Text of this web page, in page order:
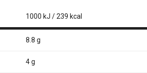
1000 kJ / 239 kcal
8.8 g
4 g